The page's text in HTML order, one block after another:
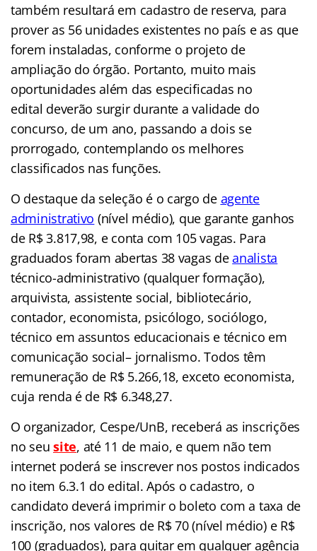
também resultará em cadastro de reserva, para
prover as 56 unidades existentes no país e as que
forem instaladas, conforme o projeto de
ampliação do órgão. Portanto, muito mais
oportunidades além das especificadas no
edital deverão surgir durante a validade do
concurso, de um ano, passando a dois se
prorrogado, contemplando os melhores
classificados nas funções.
O destaque da seleção é o cargo de agente
administrativo (nível médio), que garante ganhos
de R$ 3.817,98, e conta com 105 vagas. Para
graduados foram abertas 38 vagas deanalista
técnico-administrativo (qualquer formação),
arquivista, assistente social, bibliotecário,
contador, economista, psicólogo, sociólogo,
técnico em assuntos educacionais e técnico em
comunicação social– jornalismo. Todos têm
remuneração de R$ 5.266,18, exceto economista,
cuja renda é de R$ 6.348,27.
O organizador, Cespe/UnB, receberá as inscrições
no seusite, até 11 de maio, e quem não tem
internet poderá se inscrever nos postos indicados
no item 6.3.1 do edital. Após o cadastro, o
candidato deverá imprimir o boleto com a taxa de
inscrição, nos valores de R$ 70 (nível médio) e R$
100 (graduados), para quitar em qualquer agência